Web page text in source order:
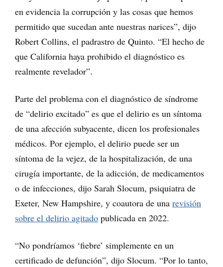
en evidencia la corrupción y las cosas que hemos
permitido que sucedan ante nuestras narices”, dijo
Robert Collins, el padrastro de Quinto. “El hecho de
que California haya prohibido el diagnóstico es
realmente revelador”.
Parte del problema con el diagnóstico de síndrome
de “delirio excitado” es que el delirio es un síntoma
de una afección subyacente, dicen los profesionales
médicos. Por ejemplo, el delirio puede ser un
síntoma de la vejez, de la hospitalización, de una
cirugía importante, de la adicción, de medicamentos
o de infecciones, dijo Sarah Slocum, psiquiatra de
Exeter, New Hampshire, y coautora de una revisión
sobre el delirio agitado publicada en 2022.
“No pondríamos ‘fiebre’ simplemente en un
certificado de defunción”, dijo Slocum. “Por lo tanto,